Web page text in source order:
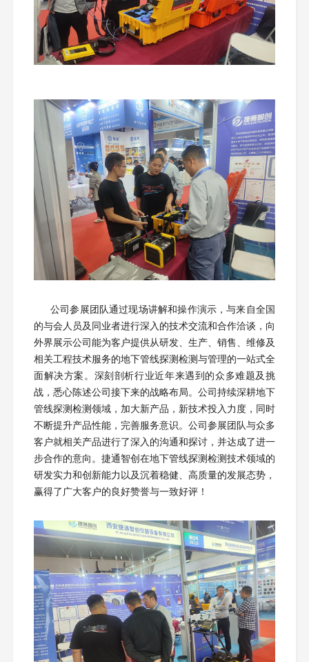
公司参展团队通过现场讲解和操作演示，与来自全国
的与会人员及同业者进行深入的技术交流和合作洽谈，向
外界展示公司能为客户提供从研发、生产、销售、维修及
相关工程技术服务的地下管线探测检测与管理的一站式全
面解决方案。深刻剖析行业近年来遇到的众多难题及挑
战，悉心陈述公司接下来的战略布局。公司持续深耕地下
管线探测检测领域，加大新产品，新技术投入力度，同时
不断提升产品性能，完善服务意识。公司参展团队与众多
客户就相关产品进行了深入的沟通和探讨，并达成了进一
步合作的意向。捷通智创在地下管线探测检测技术领域的
研发实力和创新能力以及沉着稳健、高质量的发展态势，
赢得了广大客户的良好赞誉与一致好评！